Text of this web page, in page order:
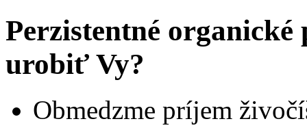
Perzistentné organické
urobiť Vy?
Obmedzme príjem